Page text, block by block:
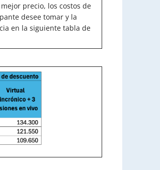
precio, los costos de
desee tomar y la
en la siguiente tabla de